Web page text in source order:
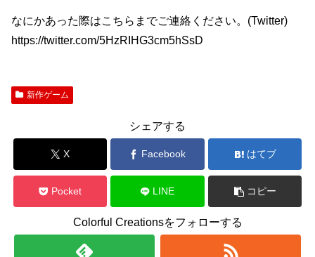
なにかあった際はこちらまでご連絡ください。(Twitter)
https://twitter.com/5HzRIHG3cm5hSsD
新作ゲーム
シェアする
X Facebook はてブ
Pocket LINE コピー
Colorful Creationsをフォローする